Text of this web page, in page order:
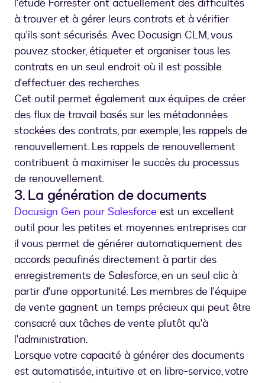
l'étude Forrester ont actuellement des difficultés
à trouver et à gérer leurs contrats et à vérifier
qu'ils sont sécurisés. Avec Docusign CLM, vous
pouvez stocker, étiqueter et organiser tous les
contrats en un seul endroit où il est possible
d'effectuer des recherches.
Cet outil permet également aux équipes de créer
des flux de travail basés sur les métadonnées
stockées des contrats, par exemple, les rappels de
renouvellement. Les rappels de renouvellement
contribuent à maximiser le succès du processus
de renouvellement.
3. La génération de documents
Docusign Gen pour Salesforce est un excellent
outil pour les petites et moyennes entreprises car
il vous permet de générer automatiquement des
accords peaufinés directement à partir des
enregistrements de Salesforce, en un seul clic à
partir d'une opportunité. Les membres de l'équipe
de vente gagnent un temps précieux qui peut être
consacré aux tâches de vente plutôt qu'à
l'administration.
Lorsque votre capacité à générer des documents
est automatisée, intuitive et en libre-service, votre